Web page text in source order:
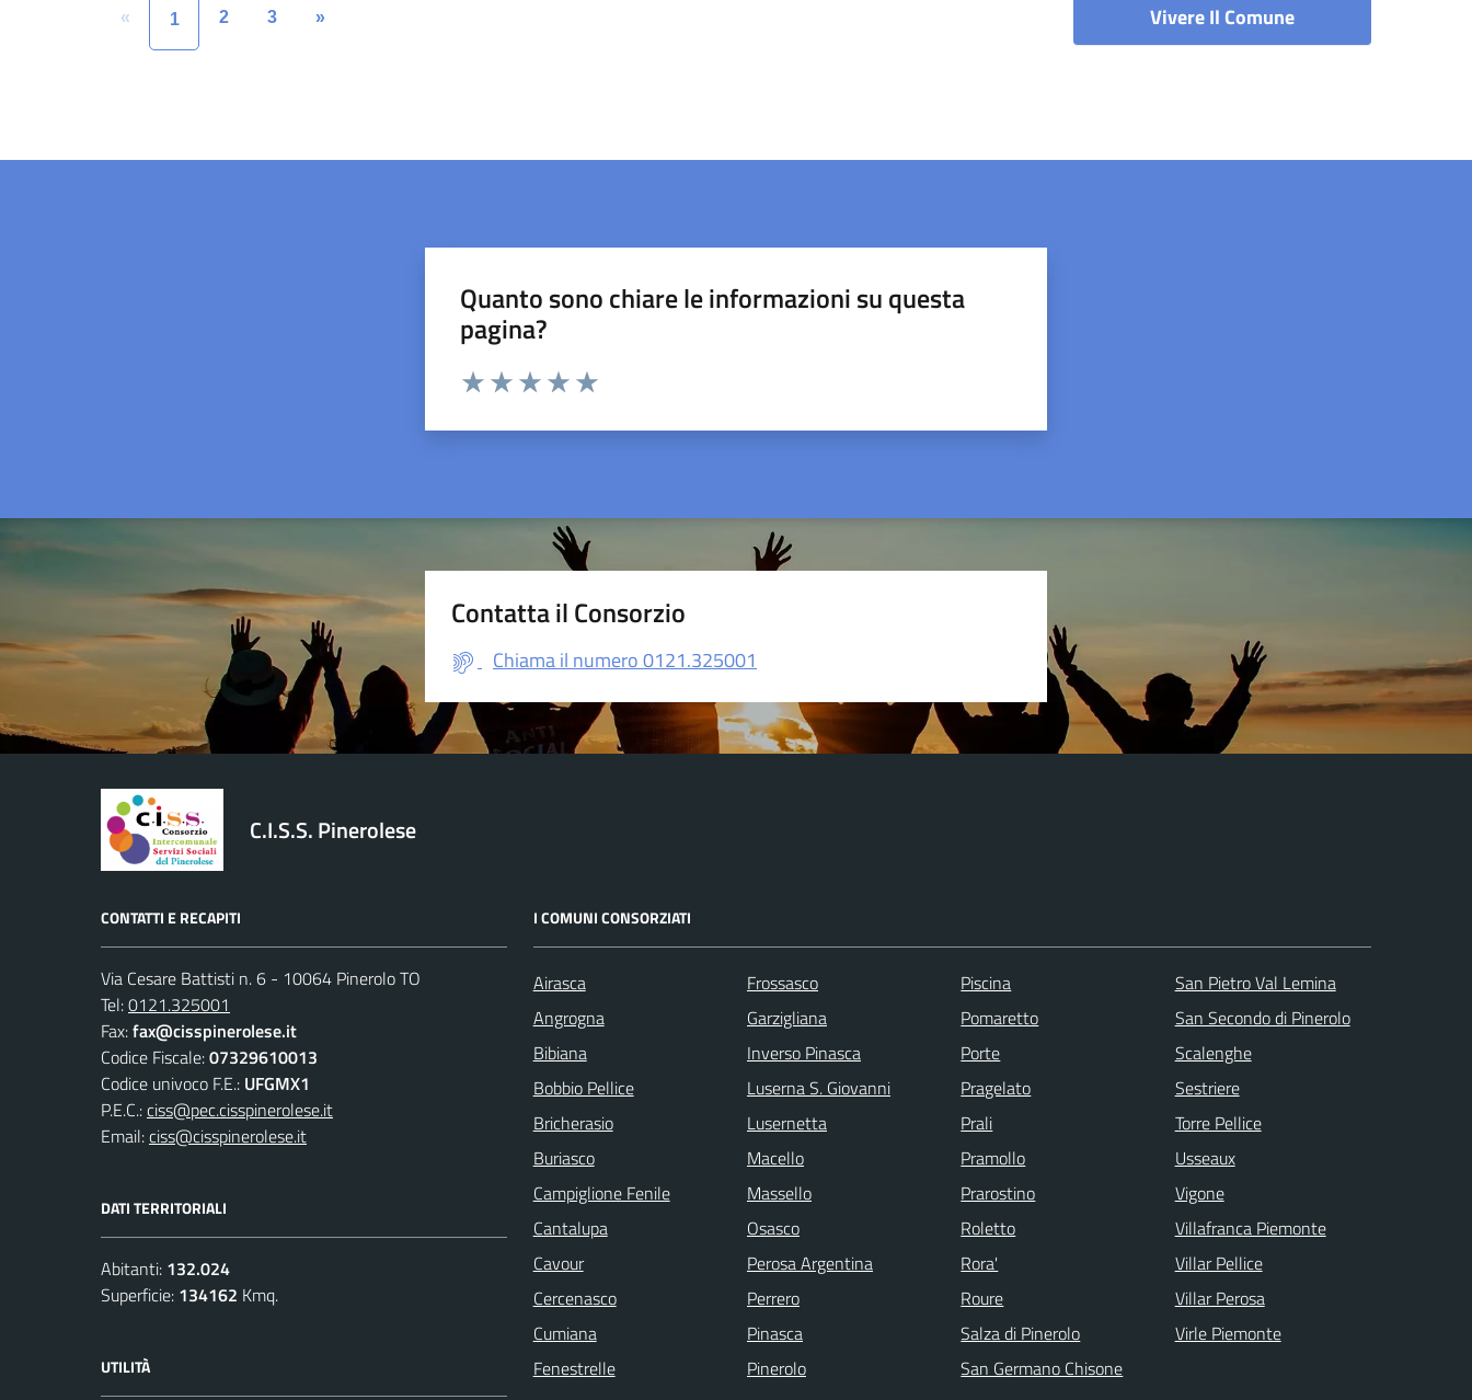
« 1 2 3 » Vivere Il Comune
Quanto sono chiare le informazioni su questa
pagina?
Valuta da 1 a 5 stelle la pagina
Contatta il Consorzio
Chiama il numero 0121.325001
C.I.S.S. Pinerolese
CONTATTI E RECAPITI
Via Cesare Battisti n. 6 - 10064 Pinerolo TO
Tel:0121.325001
Fax:fax@cisspinerolese.it
Codice Fiscale:07329610013
Codice univoco F.E.: UFGMX1
P.E.C.:ciss@pec.cisspinerolese.it
Email:ciss@cisspinerolese.it
DATI TERRITORIALI
Abitanti: 132.024
Superficie: 134162 Kmq.
UTILITÀ
I COMUNI CONSORZIATI
Airasca
Angrogna
Bibiana
Bobbio Pellice
Bricherasio
Buriasco
Campiglione Fenile
Cantalupa
Cavour
Cercenasco
Cumiana
Fenestrelle
Frossasco
Garzigliana
Inverso Pinasca
Luserna S. Giovanni
Lusernetta
Macello
Massello
Osasco
Perosa Argentina
Perrero
Pinasca
Pinerolo
Piscina
Pomaretto
Porte
Pragelato
Prali
Pramollo
Prarostino
Roletto
Rora'
Roure
Salza di Pinerolo
San Germano Chisone
San Pietro Val Lemina
San Secondo di Pinerolo
Scalenghe
Sestriere
Torre Pellice
Usseaux
Vigone
Villafranca Piemonte
Villar Pellice
Villar Perosa
Virle Piemonte